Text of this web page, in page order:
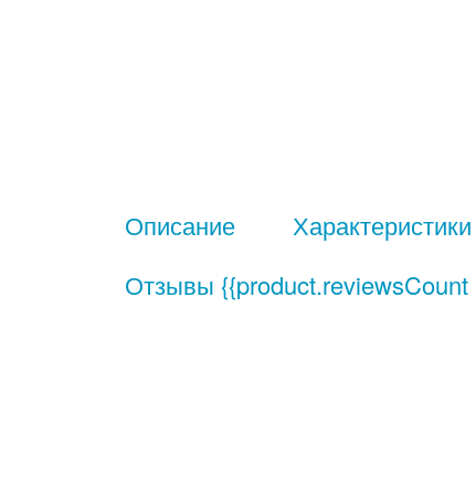
Описание Характеристики
Отзывы